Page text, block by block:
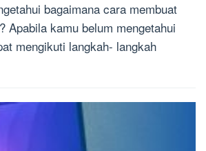
bagaimana cara membuat
Apabila kamu belum mengetahui
mengikuti langkah- langkah